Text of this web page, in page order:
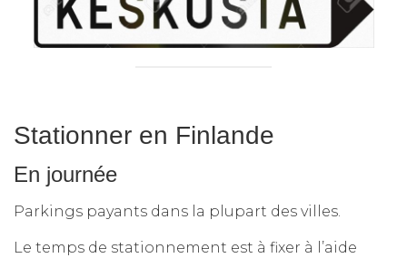
Stationner en Finlande
En journée
Parkings payants dans la plupart des villes.
Le temps de stationnement est à fixer à l’aide